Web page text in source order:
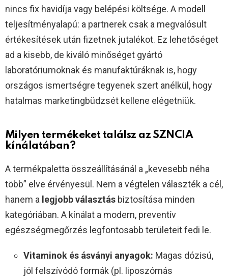
nincs fix havidíja vagy belépési költsége. A modell
teljesítményalapú: a partnerek csak a megvalósult
értékesítések után fizetnek jutalékot. Ez lehetőséget
ad a kisebb, de kiváló minőséget gyártó
laboratóriumoknak és manufaktúráknak is, hogy
országos ismertségre tegyenek szert anélkül, hogy
hatalmas marketingbüdzsét kellene elégetniük.
Milyen termékeket találsz az SZNCIA
kínálatában?
A termékpaletta összeállításánál a „kevesebb néha
több” elve érvényesül. Nem a végtelen választék a cél,
hanem a legjobb választás biztosítása minden
kategóriában. A kínálat a modern, preventív
egészségmegőrzés legfontosabb területeit fedi le.
Vitaminok és ásványi anyagok: Magas dózisú,
jól felszívódó formák (pl. liposzómás